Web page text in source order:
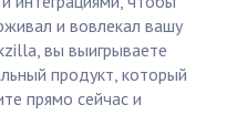
и вовлекал вашу
вы выигрываете
продукт, который
прямо сейчас и